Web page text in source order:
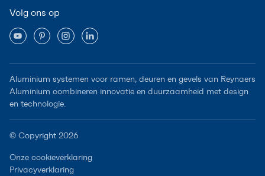
Volg ons op
Aluminium systemen voor ramen, deuren en gevels van Reynaers
Aluminium combineren innovatie en duurzaamheid met design
en technologie.
© Copyright 2026
Onze cookieverklaring
Privacyverklaring